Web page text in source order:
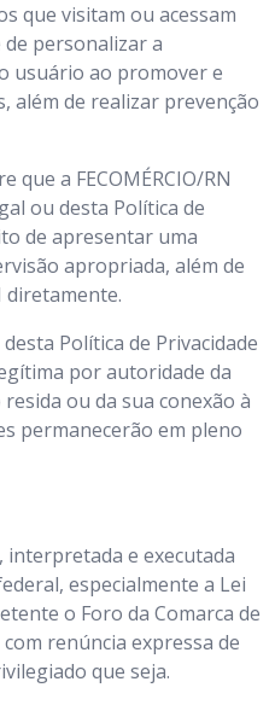
que visitam ou acessam
de personalizar a
usuário ao promover e
além de realizar prevenção
que a FECOMÉRCIO/RN
ou desta Política de
de apresentar uma
apropriada, além de
diretamente.
Política de Privacidade
por autoridade da
ou da sua conexão à
permanecerão em pleno
interpretada e executada
especialmente a Lei
o Foro da Comarca de
renúncia expressa de
que seja.